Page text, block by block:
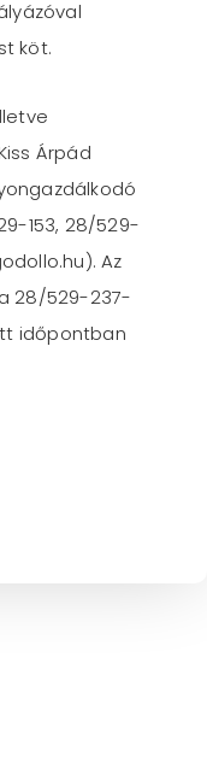
köt.
Árpád
153, 28/529-
Az
28/529-237-
időpontban